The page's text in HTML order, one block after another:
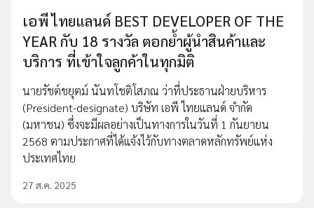
เอพี ไทยแลนด์ BEST DEVELOPER OF THE
YEAR กับ 18 รางวัล ตอกย้ำผู้นำสินค้าและ
บริการ ที่เข้าใจลูกค้าในทุกมิติ
นายรัชต์ชยุตม์ นันทโชติโสภณ ว่าที่ประธานฝ่ายบริหาร
(President-designate) บริษัท เอพี ไทยแลนด์ จำกัด
(มหาชน) ซึ่งจะมีผลอย่างเป็นทางการในวันที่ 1 กันยายน
2568 ตามประกาศที่ได้แจ้งไว้กับทางตลาดหลักทรัพย์แห่ง
ประเทศไทย
27 ส.ค. 2025